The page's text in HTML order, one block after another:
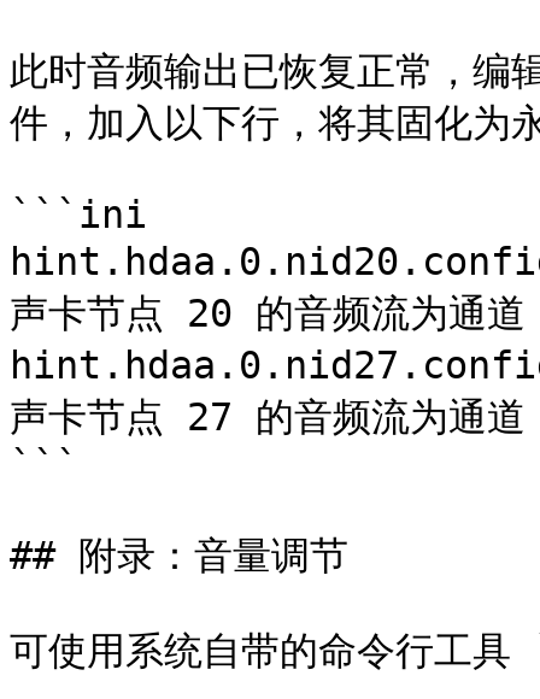
此时音频输出已恢复正常
件，加入以下行，将其固化为
```ini
声卡节点 20 的音频流为通
声卡节点 27 的音频流为通
```
## 附录：音量调节
可使用系统自带的命令行工